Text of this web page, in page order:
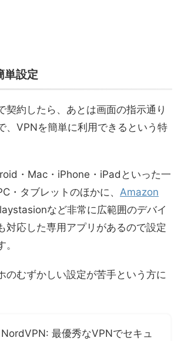
単設定
契約したら、あとは画面の指示通り
、VPNを簡単に利用できるという特
・Mac・iPhone・iPadといった一
・タブレットのほかに、 Amazon
など非常に広範囲のデバイ
対応した専用アプリがあるので設定
のむずかしい設定が苦手という方に
NordVPN: 最優秀なVPNでセキュ